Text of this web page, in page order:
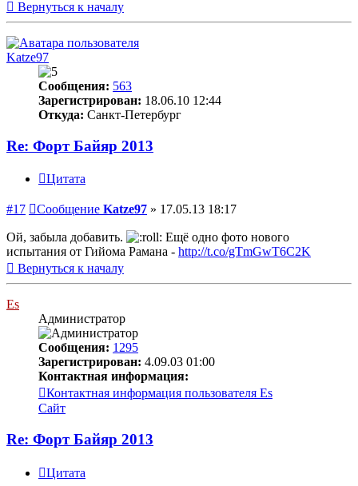
Вернуться к началу
Katze97
Сообщения: 563
Зарегистрирован: 18.06.10 12:44
Откуда: Санкт-Петербург
Re: Форт Байяр 2013
Цитата
#17 Сообщение Katze97 » 17.05.13 18:17
Ой, забыла добавить.
Ещё одно фото нового
испытания от Гийома Рамана - http://t.co/gTmGwT6C2K
Вернуться к началу
Es
Администратор
Сообщения: 1295
Зарегистрирован: 4.09.03 01:00
Контактная информация:
Контактная информация пользователя Es
Сайт
Re: Форт Байяр 2013
Цитата